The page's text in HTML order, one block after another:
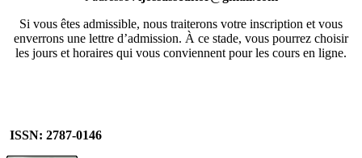
Si vous êtes admissible, nous traiterons votre inscription et vous
enverrons une lettre d’admission. À ce stade, vous pourrez choisir
les jours et horaires qui vous conviennent pour les cours en ligne.
ISSN: 2787-0146